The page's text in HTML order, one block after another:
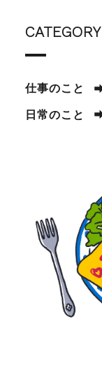
CATEGORY
仕事のこと
日常のこと